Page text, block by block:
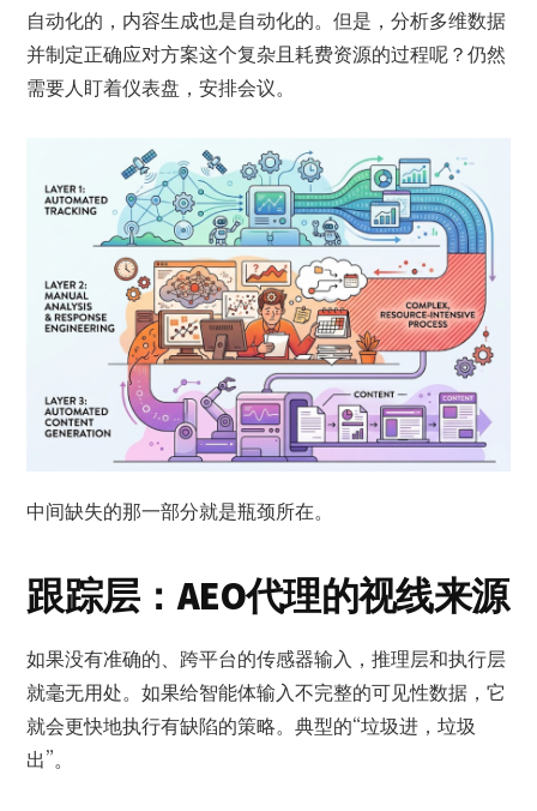
自动化的，内容生成也是自动化的。但是，分析多维数据
并制定正确应对方案这个复杂且耗费资源的过程呢？仍然
需要人盯着仪表盘，安排会议。
中间缺失的那一部分就是瓶颈所在。
跟踪层：AEO代理的视线来源
如果没有准确的、跨平台的传感器输入，推理层和执行层
就毫无用处。如果给智能体输入不完整的可见性数据，它
就会更快地执行有缺陷的策略。典型的“垃圾进，垃圾
出”。